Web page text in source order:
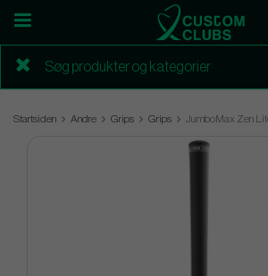
Startsiden Andre Grips Grips JumboMax Zen